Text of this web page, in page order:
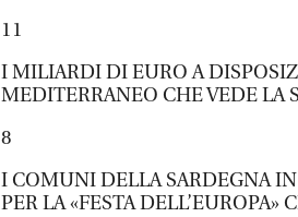
11
I MILIARDI DI EURO A
MEDITERRANEO CHE VEDE LA
8
I COMUNI DELLA SARDEGNA IN
PER LA «FESTA DELL’EUROPA»